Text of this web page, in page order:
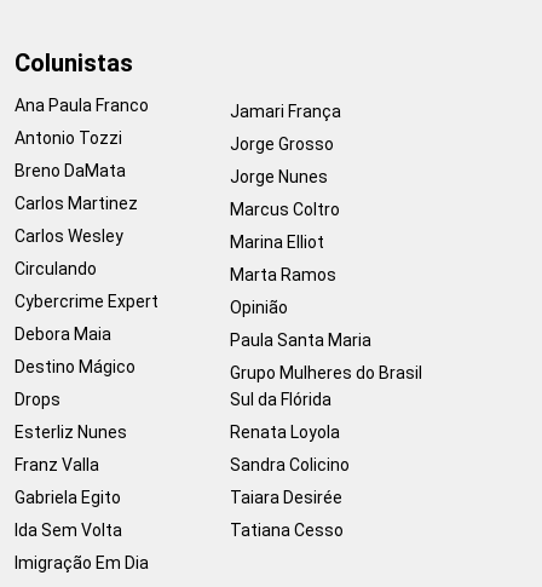
Colunistas
Ana Paula Franco
Antonio Tozzi
Breno DaMata
Carlos Martinez
Carlos Wesley
Circulando
Cybercrime Expert
Debora Maia
Destino Mágico
Drops
Esterliz Nunes
Franz Valla
Gabriela Egito
Ida Sem Volta
Imigração Em Dia
Jamari França
Jorge Grosso
Jorge Nunes
Marcus Coltro
Marina Elliot
Marta Ramos
Opinião
Paula Santa Maria
Grupo Mulheres do Brasil
Sul da Flórida
Renata Loyola
Sandra Colicino
Taiara Desirée
Tatiana Cesso